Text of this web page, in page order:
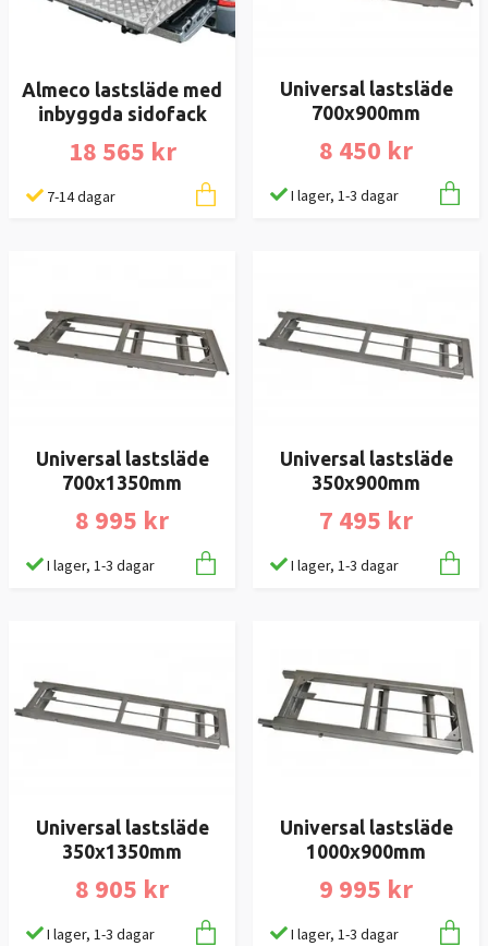
Almeco lastsläde med
inbyggda sidofack
18 565 kr
7-14 dagar
Universal lastsläde
700x900mm
8 450 kr
I lager, 1-3 dagar
Universal lastsläde
700x1350mm
8 995 kr
I lager, 1-3 dagar
Universal lastsläde
350x900mm
7 495 kr
I lager, 1-3 dagar
Universal lastsläde
350x1350mm
8 905 kr
I lager, 1-3 dagar
Universal lastsläde
1000x900mm
9 995 kr
I lager, 1-3 dagar